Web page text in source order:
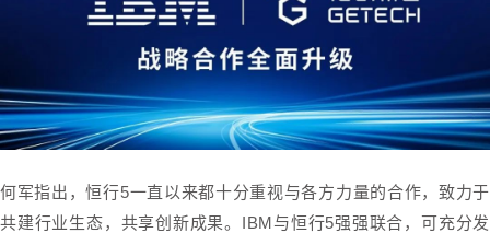
何军指出，恒行5一直以来都十分重视与各方力量的合作，致力于
共建行业生态，共享创新成果。IBM与恒行5强强联合，可充分发